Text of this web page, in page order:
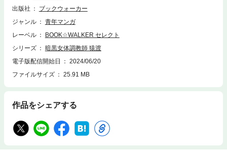
出版社
ブックウォーカー
ジャンル
青年マンガ
レーベル
BOOK☆WALKER セレクト
シリーズ
暗黒女体調教師 猿渡
電子版配信開始日
2024/06/20
ファイルサイズ
25.91 MB
作品をシェアする